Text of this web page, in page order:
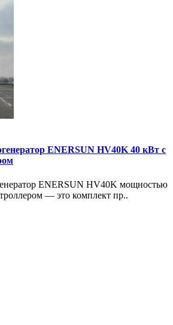
ENERSUN HV40K 40 кВт с
ENERSUN HV40K мощностью
— это комплект пр..